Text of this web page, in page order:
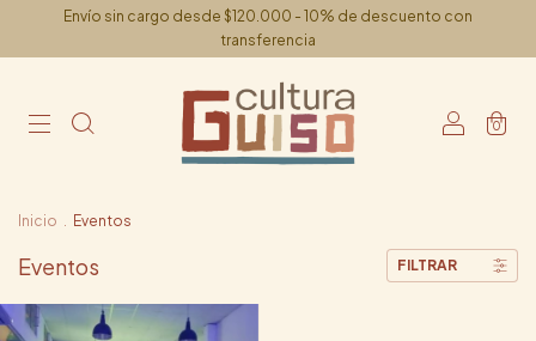
Envío sin cargo desde $120.000 - 10% de descuento con
transferencia
0
Inicio . Eventos
Eventos FILTRAR